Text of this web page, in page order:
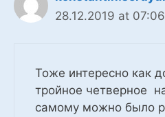
28.12.2019 at 07:06
Тоже интересно как
тройное четверное
самому можно было